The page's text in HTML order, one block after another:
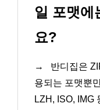
일 포맷에
요?
→
반디집은
용되는 포맷뿐
LZH, ISO, IMG